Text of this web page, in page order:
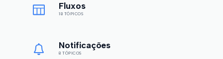
Fluxos
18 TÓPICOS
Notificações
8 TÓPICOS